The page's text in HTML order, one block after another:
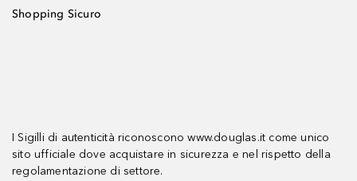
Shopping Sicuro
I Sigilli di autenticità riconoscono www.douglas.it come unico
sito ufficiale dove acquistare in sicurezza e nel rispetto della
regolamentazione di settore.